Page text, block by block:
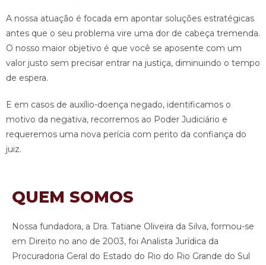
A nossa atuação é focada em apontar soluções estratégicas
antes que o seu problema vire uma dor de cabeça tremenda.
O nosso maior objetivo é que você se aposente com um
valor justo sem precisar entrar na justiça, diminuindo o tempo
de espera.
E em casos de auxílio-doença negado, identificamos o
motivo da negativa, recorremos ao Poder Judiciário e
requeremos uma nova perícia com perito da confiança do
juiz.
QUEM SOMOS
Nossa fundadora, a Dra. Tatiane Oliveira da Silva, formou-se
em Direito no ano de 2003, foi Analista Jurídica da
Procuradoria Geral do Estado do Rio do Rio Grande do Sul